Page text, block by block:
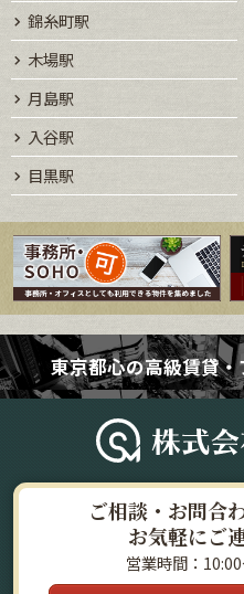
錦糸町駅
木場駅
月島駅
入谷駅
目黒駅
東京都心の高級賃貸
ご相談・お問合
お気軽にご
営業時間：